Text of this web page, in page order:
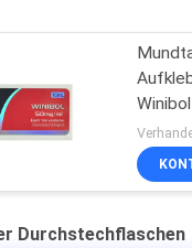
Durchstechflaschen